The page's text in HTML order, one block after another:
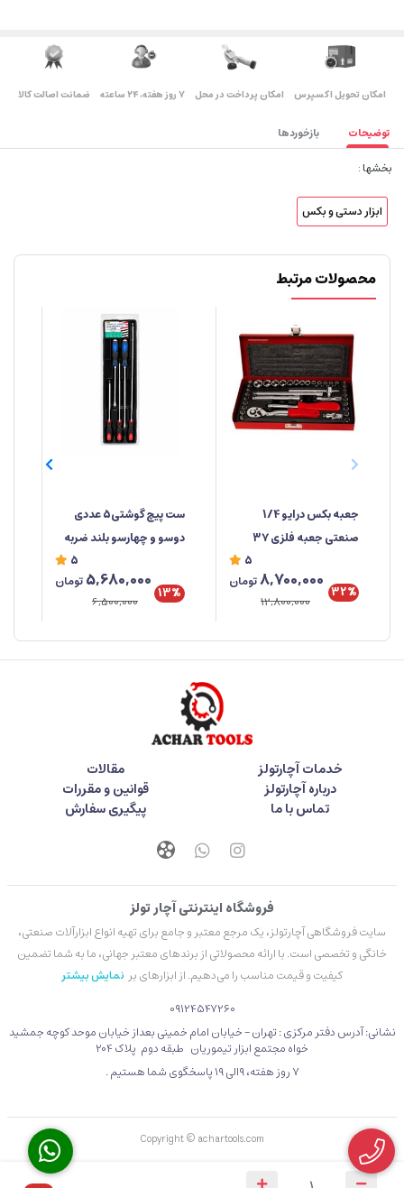
اﻣﮑﺎن ﺗﺤﻮﯾﻞ اﮐﺴﭙﺮس امکان پرداخت در محل ۷ روز ﻫﻔﺘﻪ، ۲۴ ﺳﺎﻋﺘﻪ ضمانت اصالت کالا
توضیحات بازخوردها
بخشها :
ابزار دستی و بکس
محصولات مرتبط
جعبه‌ بکس درایو 1/4
صنعتی جعبه فلزی ۳۷
5
32%
8,700,000تومان
12,800,000
ست پیچ گوشتی5 عددی
دوسو و چهارسو بلند ضربه
خور برند راهسول ساخت
تایوان
5
13%
5,680,000تومان
6,500,000
خدمات آچارتولز
مقالات
درباره آچارتولز
قوانین و مقررات
تماس با ما
پیگیری سفارش
فروشگاه اینترنتی آچار تولز
سایت فروشگاهی آچارتولز، یک مرجع معتبر و جامع برای تهیه انواع ابزارآلات صنعتی،
خانگی و تخصصی است. با ارائه محصولاتی از برندهای معتبر جهانی، ما به شما تضمین
کیفیت و قیمت مناسب را می‌دهیم. از ابزارهای بر نمایش بیشتر
09124547260
نشانی: آدرس دفتر مرکزی : تهران - خیابان امام خمینی بعداز خیابان موحد کوچه جمشید
خواه مجتمع ابزار تیموریان طبقه دوم پلاک 204
۷ روز هفته، 9الی 19 پاسخگوی شما هستیم .
Copyright © achartools.com